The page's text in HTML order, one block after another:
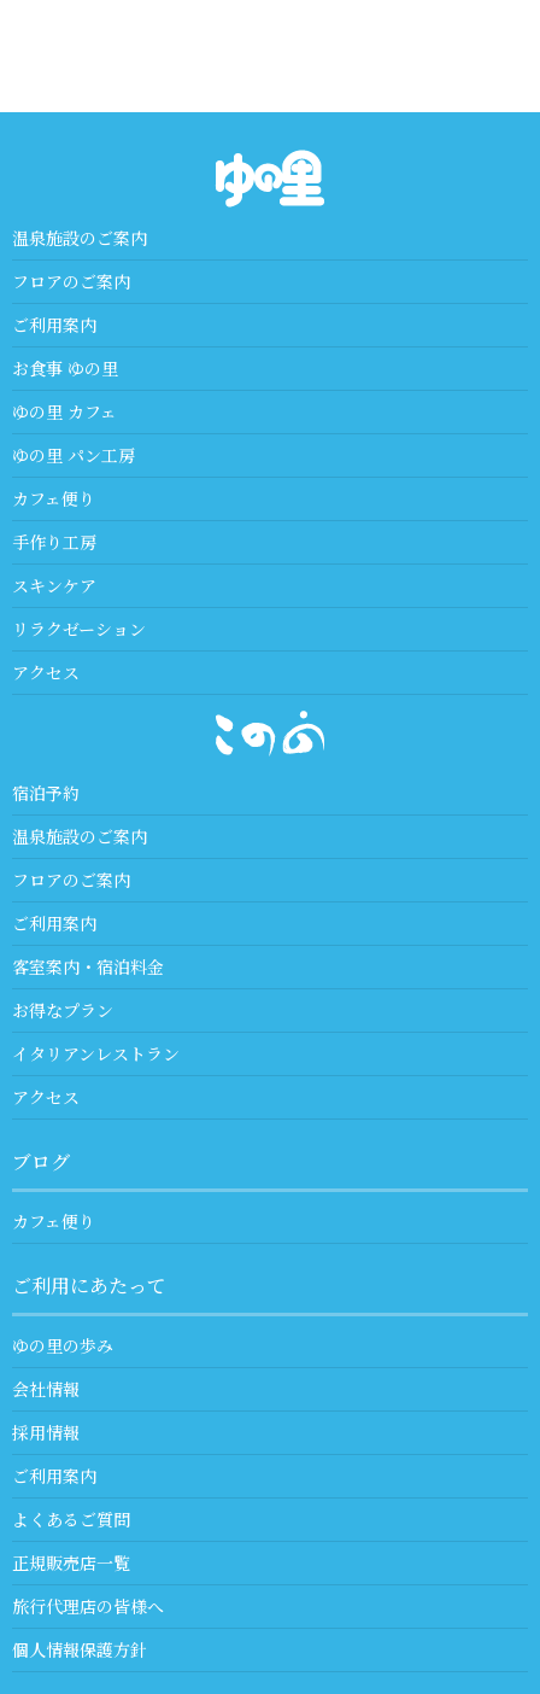
温泉施設のご案内
フロアのご案内
ご利用案内
お食事 ゆの里
ゆの里 カフェ
ゆの里 パン工房
カフェ便り
手作り工房
スキンケア
リラクゼーション
アクセス
宿泊予約
温泉施設のご案内
フロアのご案内
ご利用案内
客室案内・宿泊料金
お得なプラン
イタリアンレストラン
アクセス
ブログ
カフェ便り
ご利用にあたって
ゆの里の歩み
会社情報
採用情報
ご利用案内
よくあるご質問
正規販売店一覧
旅行代理店の皆様へ
個人情報保護方針